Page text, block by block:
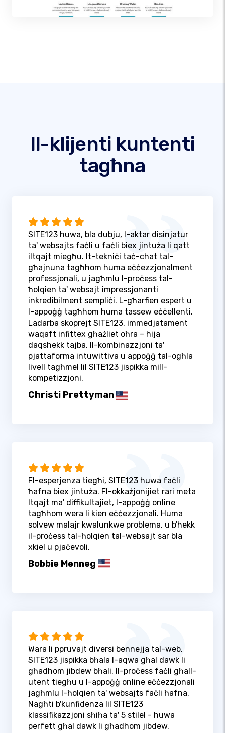
Il-klijenti kuntenti
tagħna
SITE123 huwa, bla dubju, l-aktar disinjatur
ta' websajts faċli u faċli biex jintuża li qatt
iltqajt miegħu. It-tekniċi taċ-chat tal-
għajnuna tagħhom huma eċċezzjonalment
professjonali, u jagħmlu l-proċess tal-
ħolqien ta' websajt impressjonanti
inkredibilment sempliċi. L-għarfien espert u
l-appoġġ tagħhom huma tassew eċċellenti.
Ladarba skoprejt SITE123, immedjatament
waqaft infittex għażliet oħra – hija
daqshekk tajba. Il-kombinazzjoni ta'
pjattaforma intuwittiva u appoġġ tal-ogħla
livell tagħmel lil SITE123 jispikka mill-
kompetizzjoni.
Christi Prettyman
Fl-esperjenza tiegħi, SITE123 huwa faċli
ħafna biex jintuża. Fl-okkażjonijiet rari meta
ltqajt ma' diffikultajiet, l-appoġġ online
tagħhom wera li kien eċċezzjonali. Huma
solvew malajr kwalunkwe problema, u b'hekk
il-proċess tal-ħolqien tal-websajt sar bla
xkiel u pjaċevoli.
Bobbie Menneg
Wara li ppruvajt diversi bennejja tal-web,
SITE123 jispikka bħala l-aqwa għal dawk li
għadhom jibdew bħali. Il-proċess faċli għall-
utent tiegħu u l-appoġġ online eċċezzjonali
jagħmlu l-ħolqien ta' websajts faċli ħafna.
Nagħti b'kunfidenza lil SITE123
klassifikazzjoni sħiħa ta' 5 stilel - huwa
perfett għal dawk li għadhom jibdew.